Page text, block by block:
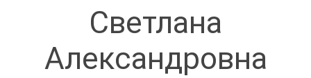
Светлана
Александровна